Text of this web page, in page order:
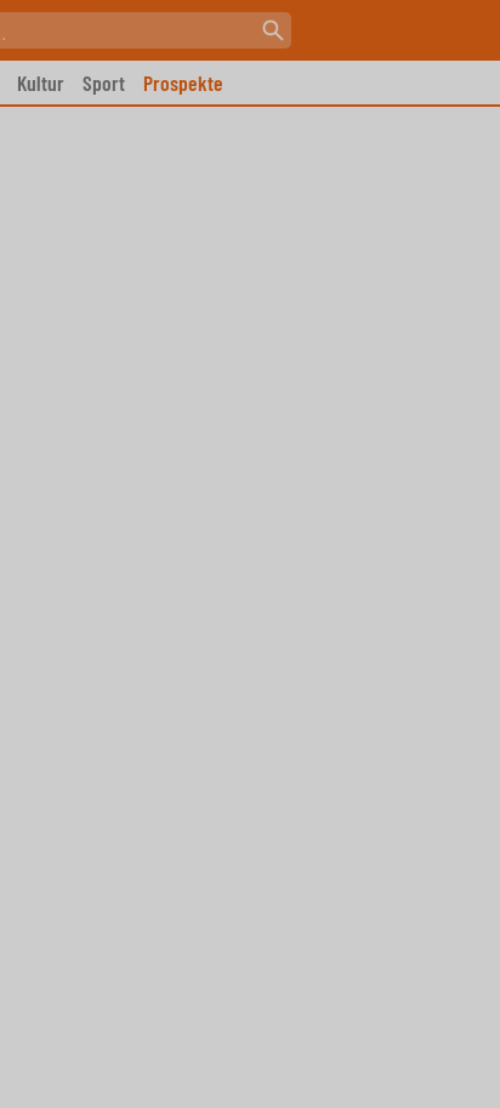
Kultur Sport Prospekte